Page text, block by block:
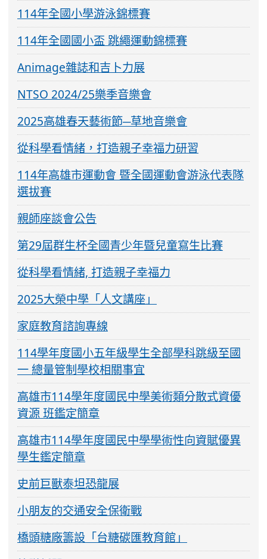
114年全國小學游泳錦標賽
114年全國國小盃 跳繩運動錦標賽
Animage雜誌和吉卜力展
NTSO 2024/25樂季音樂會
2025高雄春天藝術節─草地音樂會
從科學看情緒，打造親子幸福力研習
114年高雄市運動會 暨全國運動會游泳代表隊
選拔賽
親師座談會公告
第29屆群生杯全國青少年暨兒童寫生比賽
從科學看情緒, 打造親子幸福力
2025大榮中學「人文講座」
家庭教育諮詢專線
114學年度國小五年級學生全部學科跳級至國
一 總量管制學校相關事宜
高雄市114學年度國民中學美術類分散式資優
資源 班鑑定簡章
高雄市114學年度國民中學學術性向資賦優異
學生鑑定簡章
史前巨獸泰坦恐龍展
小朋友的交通安全保衛戰
橋頭糖廠籌設「台糖碳匯教育館」